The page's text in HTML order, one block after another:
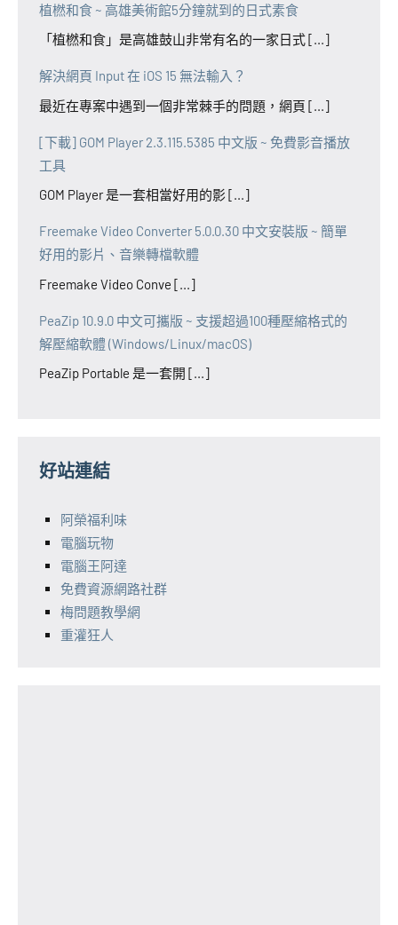
植橪和食 ~ 高雄美術館5分鐘就到的日式素食
「植橪和食」是高雄鼓山非常有名的一家日式 [...]
解決網頁 Input 在 iOS 15 無法輸入？
最近在專案中遇到一個非常棘手的問題，網頁 [...]
[下載] GOM Player 2.3.115.5385 中文版 ~ 免費影音播放
工具
GOM Player 是一套相當好用的影 [...]
Freemake Video Converter 5.0.0.30 中文安裝版 ~ 簡單
好用的影片、音樂轉檔軟體
Freemake Video Conve [...]
PeaZip 10.9.0 中文可攜版 ~ 支援超過100種壓縮格式的
解壓縮軟體 (Windows/Linux/macOS)
PeaZip Portable 是一套開 [...]
好站連結
阿榮福利味
電腦玩物
電腦王阿達
免費資源網路社群
梅問題教學網
重灌狂人